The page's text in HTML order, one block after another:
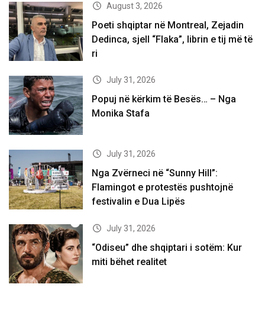
August 3, 2026
Poeti shqiptar në Montreal, Zejadin
Dedinca, sjell “Flaka”, librin e tij më të
ri
July 31, 2026
Popuj në kërkim të Besës… – Nga
Monika Stafa
July 31, 2026
Nga Zvërneci në “Sunny Hill”:
Flamingot e protestës pushtojnë
festivalin e Dua Lipës
July 31, 2026
“Odiseu” dhe shqiptari i sotëm: Kur
miti bëhet realitet